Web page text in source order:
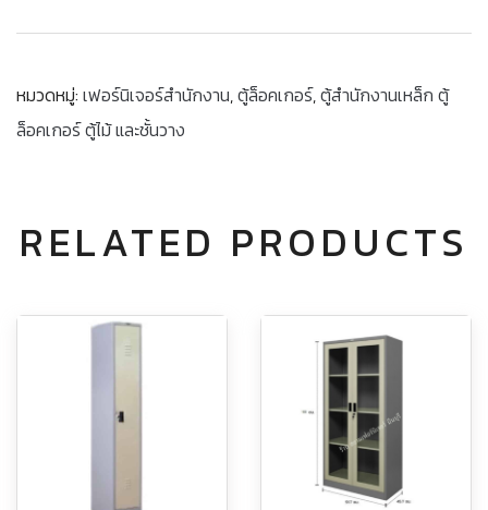
หมวดหมู่: เฟอร์นิเจอร์สำนักงาน,ตู้ล็อคเกอร์,ตู้สำนักงานเหล็ก ตู้
ล็อคเกอร์ ตู้ไม้ และชั้นวาง
RELATED PRODUCTS